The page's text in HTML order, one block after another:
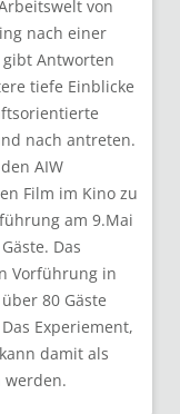
von
nach einer
gibt Antworten
tiefe Einblicke
nach antreten.
AIW
Film im Kino zu
am 9.Mai
Das
Vorführung in
80 Gäste
Experiement,
damit als
werden.